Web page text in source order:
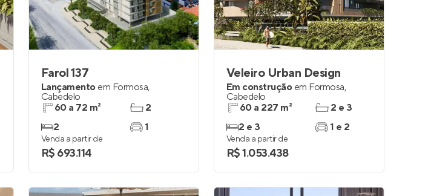
Farol 137
Lançamento em Formosa,
Cabedelo
60 a 72 m²
2
2
1
Venda a partir de
R$ 693.114
Veleiro Urban Design
Em construção em Formosa,
Cabedelo
60 a 227 m²
2 e 3
2 e 3
1 e 2
Venda a partir de
R$ 1.053.438